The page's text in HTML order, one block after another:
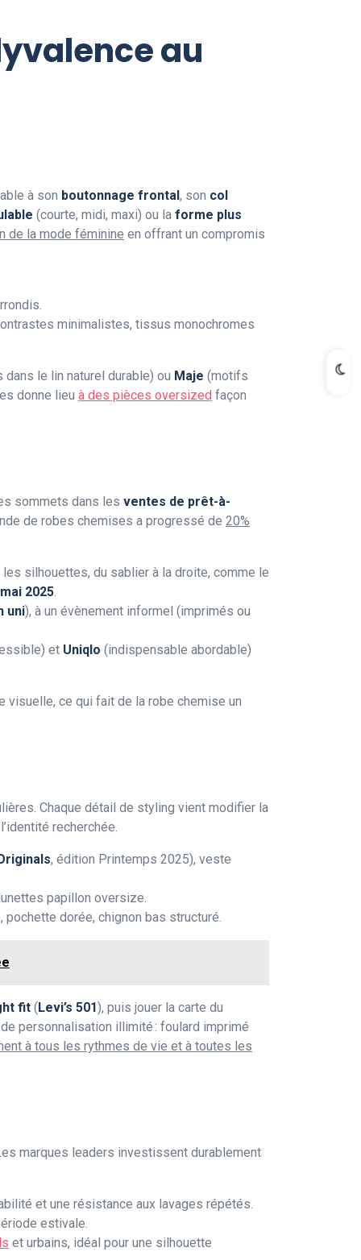
au
à son boutonnage frontal, son col
(courte, midi, maxi) ou la forme plus
de la mode féminine en offrant un compromis
minimalistes, tissus monochromes
le lin naturel durable) ou Maje (motifs
donne lieu à des pièces oversized façon
sommets dans les ventes de prêt-à-
de robes chemises a progressé de 20%
silhouettes, du sablier à la droite, comme le
2025.
uni), à un évènement informel (imprimés ou
et Uniqlo (indispensable abordable)
visuelle, ce qui fait de la robe chemise un
Chaque détail de styling vient modifier la
recherchée.
, édition Printemps 2025), veste
papillon oversize.
pochette dorée, chignon bas structuré.
fit (Levi’s 501), puis jouer la carte du
personnalisation illimité : foulard imprimé
à tous les rythmes de vie et à toutes les
marques leaders investissent durablement
et une résistance aux lavages répétés.
estivale.
et urbains, idéal pour une silhouette